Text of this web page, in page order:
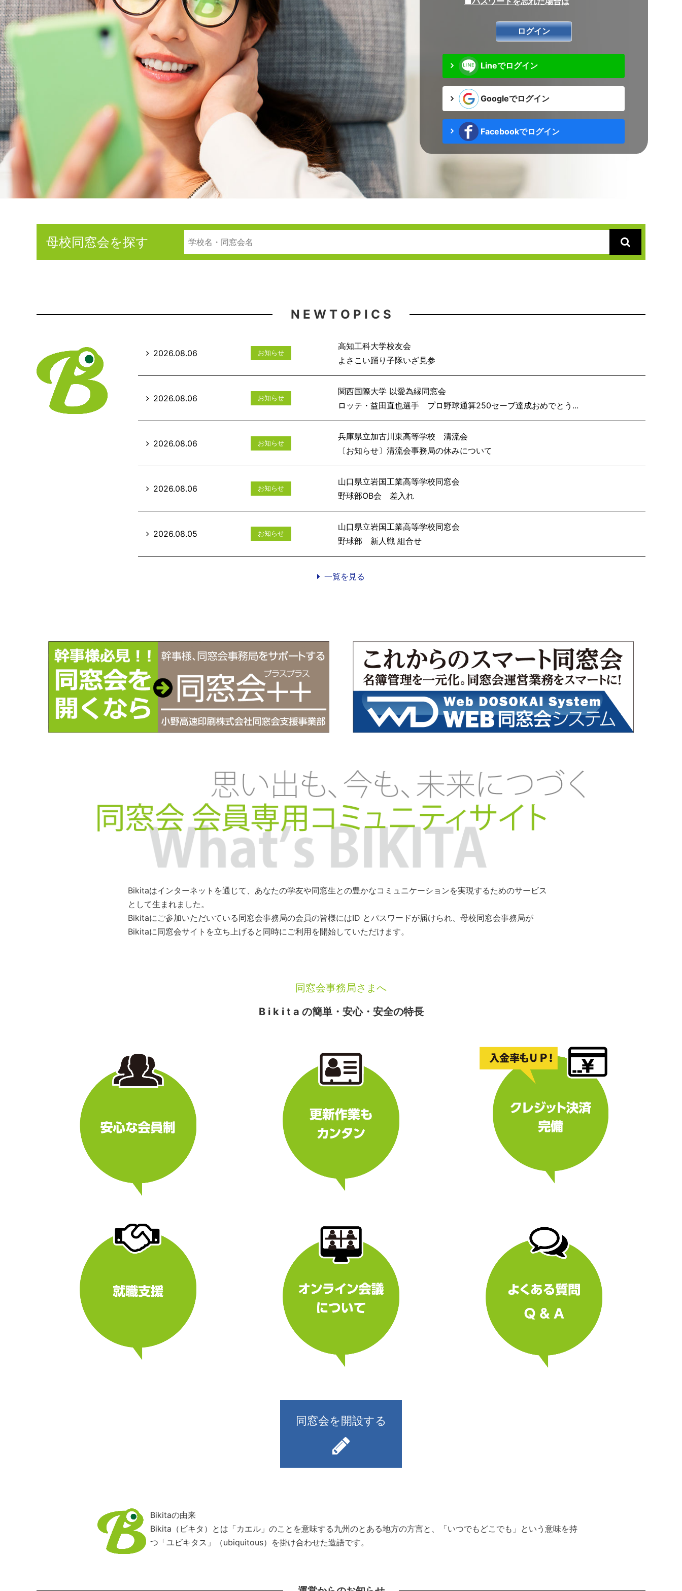
Lineでログイン
Googleでログイン
Facebookでログイン
母校同窓会を探す
N E W T O P I C S
2026.08.06 お知らせ
高知工科大学校友会
よさこい踊り子隊いざ見参
2026.08.06 お知らせ
関西国際大学 以愛為縁同窓会
ロッテ・益田直也選手 プロ野球通算250セーブ達成おめでとう...
2026.08.06 お知らせ
兵庫県立加古川東高等学校 清流会
〔お知らせ〕清流会事務局の休みについて
2026.08.06 お知らせ
山口県立岩国工業高等学校同窓会
野球部OB会 差入れ
2026.08.05 お知らせ
山口県立岩国工業高等学校同窓会
野球部 新人戦 組合せ
一覧を見る
Bikitaはインターネットを通じて、あなたの学友や同窓生との豊かなコミュニケーションを実現するためのサービス
として生まれました。
Bikitaにご参加いただいている同窓会事務局の会員の皆様にはID とパスワードが届けられ、母校同窓会事務局が
Bikitaに同窓会サイトを立ち上げると同時にご利用を開始していただけます。
同窓会事務局さまへ
B i k i t a の簡単・安心・安全の特長
同窓会を開設する
Bikitaの由来
Bikita（ビキタ）とは「カエル」のことを意味する九州のとある地方の方言と、「いつでもどこでも」という意味を持
つ「ユビキタス」（ubiquitous）を掛け合わせた造語です。